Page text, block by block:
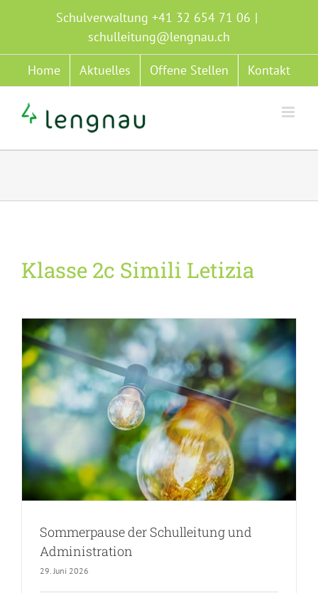
springen
Schulverwaltung +41 32 654 71 06 |
schulleitung@lengnau.ch
Home Aktuelles Offene Stellen Kontakt
Klasse 2c Simili Letizia
Sommerpause der Schulleitung und
Administration
29. Juni 2026